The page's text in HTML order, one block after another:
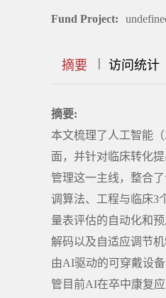
Fund Project:
摘要 || 访问统计
摘要:
本文梳理了人工智能
面，并针对临床转化
管理这一主线，整合
调算法、工程与临床3
量表评估的自动化和
解码以及自适应调节
由AI驱动的可穿戴设
管目前AI在卒中康复